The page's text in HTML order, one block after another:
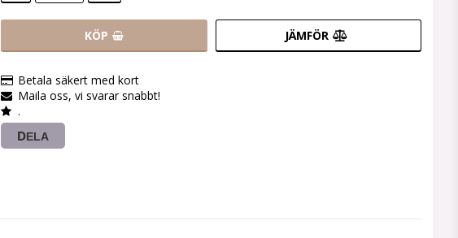
KÖP JÄMFÖR
Betala säkert med kort
Maila oss, vi svarar snabbt!
.
DELA